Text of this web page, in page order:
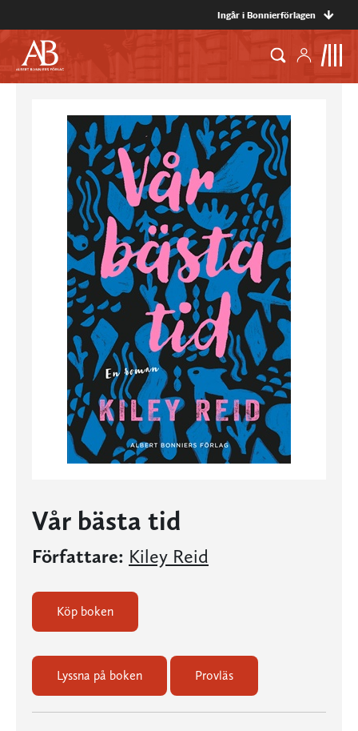
Ingår i Bonnierförlagen
Vår bästa tid
Författare: Kiley Reid
Köp boken
Lyssna på boken Provläs